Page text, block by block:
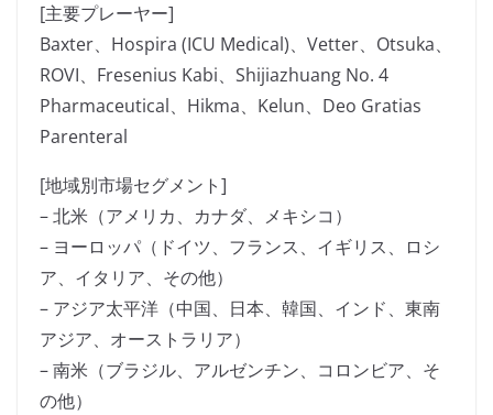
[主要プレーヤー]
Baxter、Hospira (ICU Medical)、Vetter、Otsuka、
ROVI、Fresenius Kabi、Shijiazhuang No. 4
Pharmaceutical、Hikma、Kelun、Deo Gratias
Parenteral
[地域別市場セグメント]
– 北米（アメリカ、カナダ、メキシコ）
– ヨーロッパ（ドイツ、フランス、イギリス、ロシ
ア、イタリア、その他）
– アジア太平洋（中国、日本、韓国、インド、東南
アジア、オーストラリア）
– 南米（ブラジル、アルゼンチン、コロンビア、そ
の他）